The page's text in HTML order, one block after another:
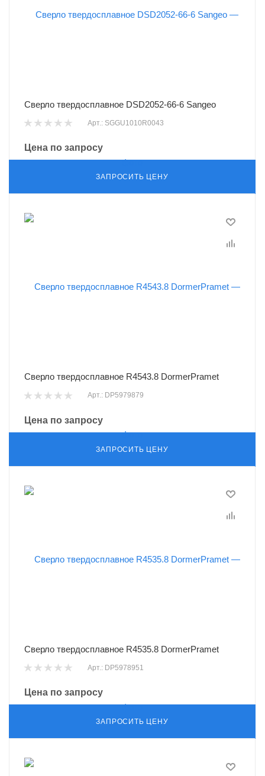
Сверло твердосплавное DSD2052-66-6 Sangeo
Арт.: SGGU1010R0043
Цена по запросу
ЗАПРОСИТЬ ЦЕНУ
Сверло твердосплавное R4543.8 DormerPramet
Арт.: DP5979879
Цена по запросу
ЗАПРОСИТЬ ЦЕНУ
Сверло твердосплавное R4535.8 DormerPramet
Арт.: DP5978951
Цена по запросу
ЗАПРОСИТЬ ЦЕНУ